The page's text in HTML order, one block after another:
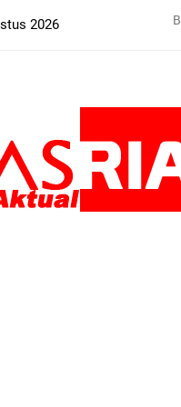
2026